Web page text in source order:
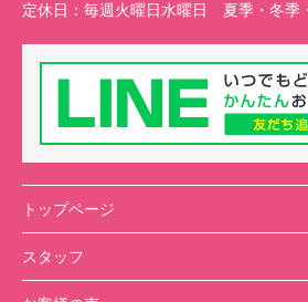
定休日： 毎週火曜日水曜日 夏季・冬季
トップページ
スタッフ